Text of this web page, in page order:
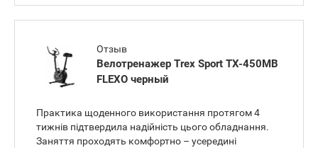
Отзыв
Велотренажер Trex Sport TX-450MB
FLEXO черный
Практика щоденного використання протягом 4
тижнів підтвердила надійність цього обладнання.
Заняття проходять комфортно – усередині